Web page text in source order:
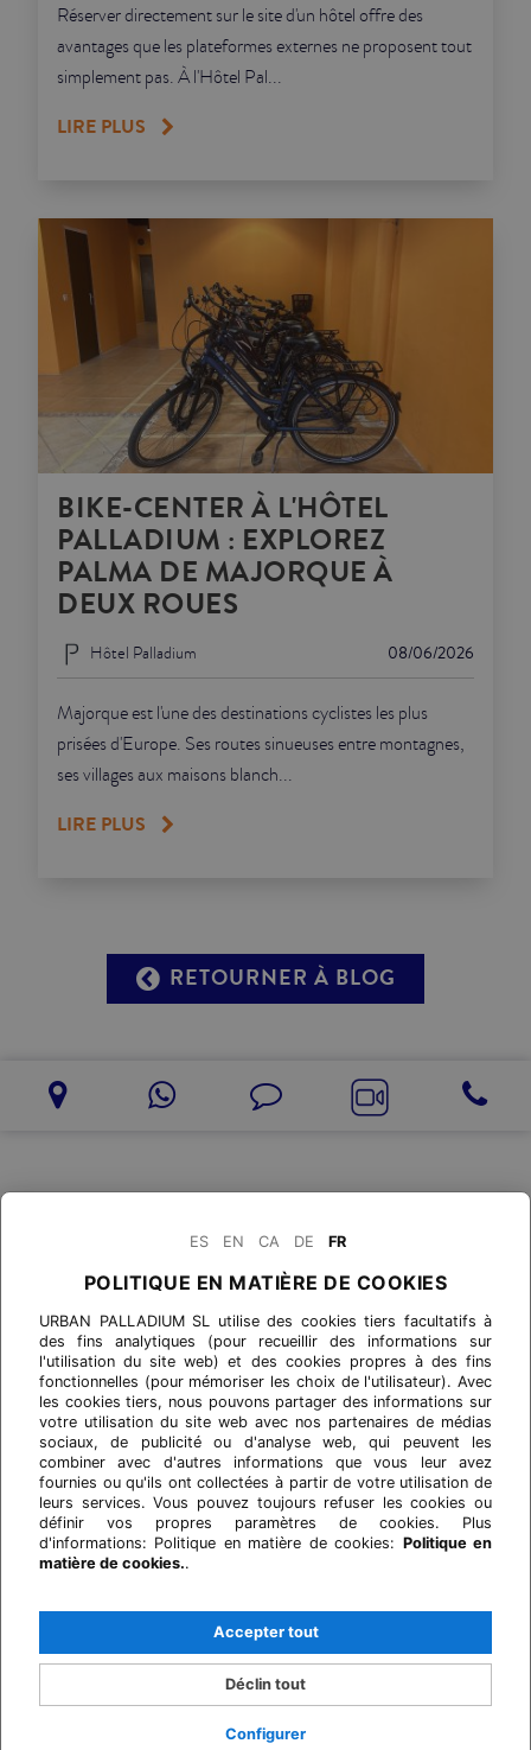
Réserver directement sur le site d'un hôtel offre des
avantages que les plateformes externes ne proposent tout
simplement pas. À l'Hôtel Pal...
LIRE PLUS
BIKE-CENTER À L'HÔTEL
PALLADIUM : EXPLOREZ
PALMA DE MAJORQUE À
DEUX ROUES
08/06/2026
Hôtel Palladium
Majorque est l'une des destinations cyclistes les plus
prisées d'Europe. Ses routes sinueuses entre montagnes,
ses villages aux maisons blanch...
LIRE PLUS
RETOURNER À BLOG
ES EN CA DE FR
POLITIQUE EN MATIÈRE DE COOKIES
URBAN PALLADIUM SL utilise des cookies tiers facultatifs à
des fins analytiques (pour recueillir des informations sur
l'utilisation du site web) et des cookies propres à des fins
fonctionnelles (pour mémoriser les choix de l'utilisateur). Avec
les cookies tiers, nous pouvons partager des informations sur
votre utilisation du site web avec nos partenaires de médias
sociaux, de publicité ou d'analyse web, qui peuvent les
combiner avec d'autres informations que vous leur avez
fournies ou qu'ils ont collectées à partir de votre utilisation de
leurs services. Vous pouvez toujours refuser les cookies ou
définir vos propres paramètres de cookies. Plus
d'informations: Politique en matière de cookies: Politique en
matière de cookies..
Configurer
Déclin tout
Accepter tout